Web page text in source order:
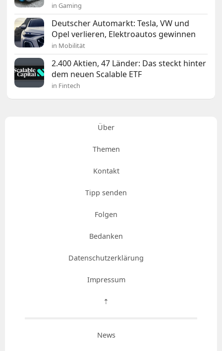
in Gaming
Deutscher Automarkt: Tesla, VW und
Opel verlieren, Elektroautos gewinnen
in Mobilität
2.400 Aktien, 47 Länder: Das steckt hinter
dem neuen Scalable ETF
in Fintech
Über
Themen
Kontakt
Tipp senden
Folgen
Bedanken
Datenschutzerklärung
Impressum
⇡
News